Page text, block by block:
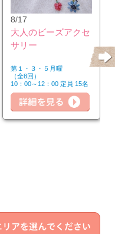
8/17
大人のビーズアクセ
サリー
第１・３・５月曜
（全8回）
10：00～12：00 定員 15名